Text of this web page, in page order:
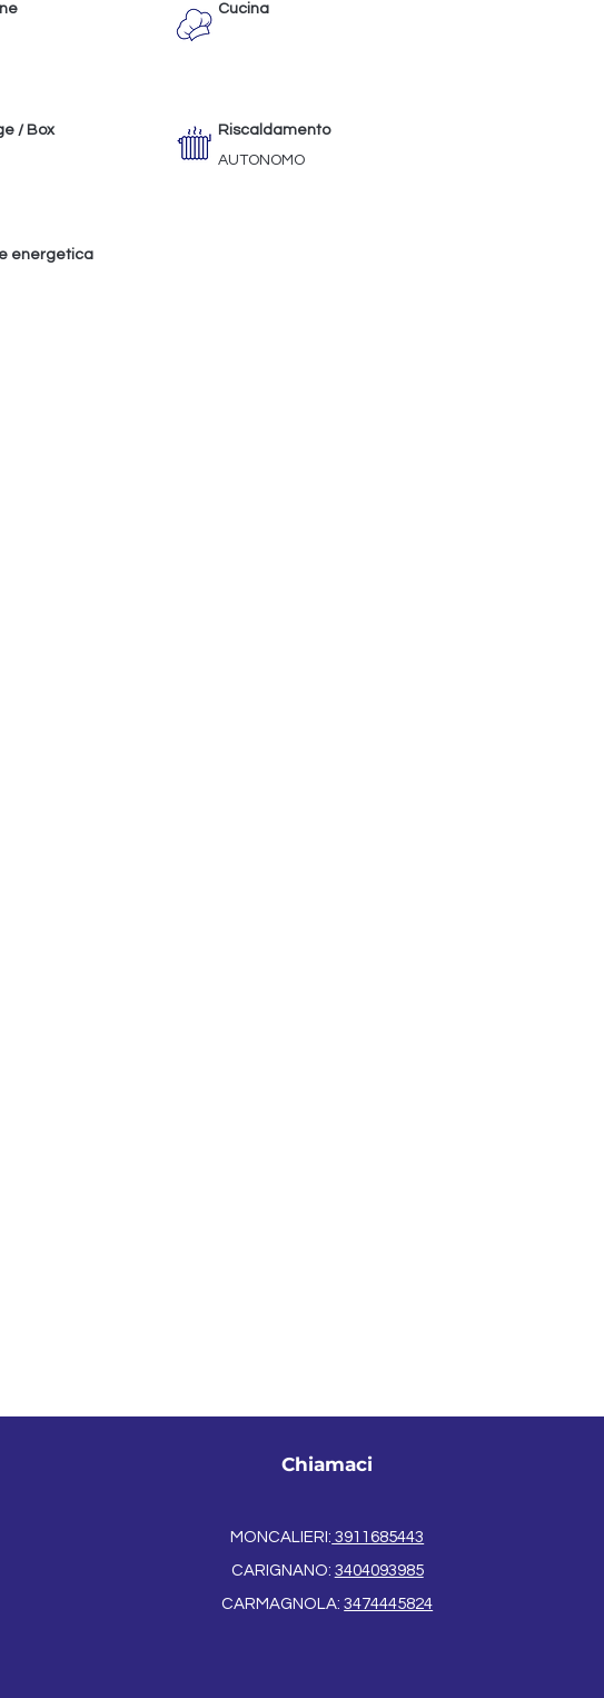
Cucina
/ Box
Riscaldamento
AUTONOMO
energetica
Chiamaci
MONCALIERI: 3911685443
CARIGNANO: 3404093985
CARMAGNOLA:3474445824